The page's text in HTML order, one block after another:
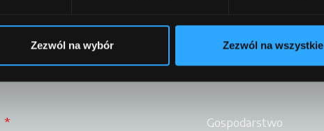
Zezwól na wybór Zezwól na wszystkie
* Gospodarstwo